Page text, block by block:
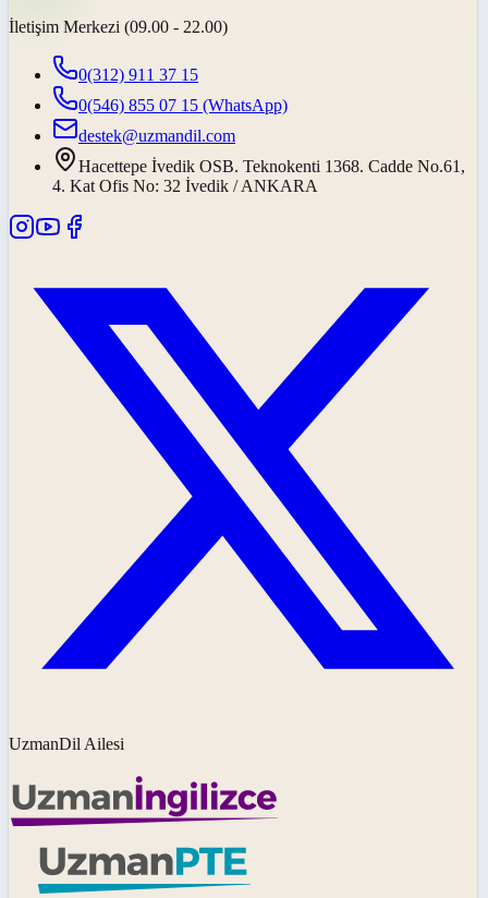
İletişim Merkezi (09.00 - 22.00)
0(312) 911 37 15
0(546) 855 07 15 (WhatsApp)
destek@uzmandil.com
Hacettepe İvedik OSB. Teknokenti 1368. Cadde No.61,
4. Kat Ofis No: 32 İvedik / ANKARA
UzmanDil Ailesi